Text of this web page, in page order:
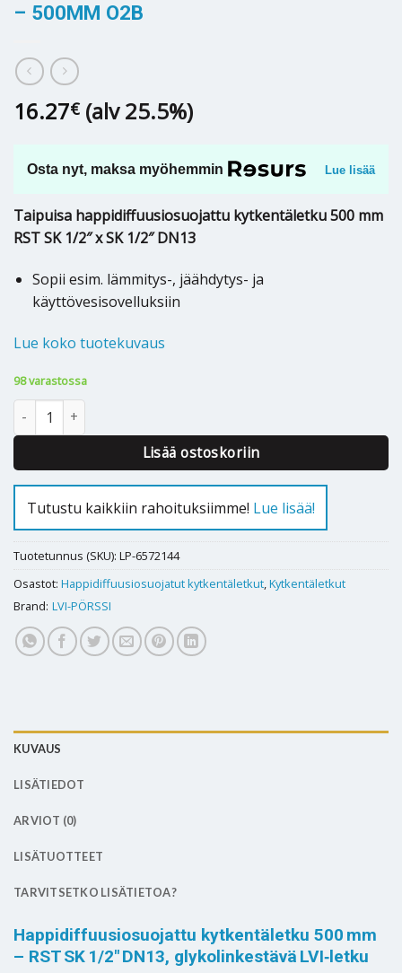
– 500MM O2B
16.27€ (alv 25.5%)
Osta nyt, maksa myöhemmin Lue lisää
Taipuisa happidiffuusiosuojattu kytkentäletku 500 mm
RST SK 1/2″ x SK 1/2″ DN13
Sopii esim. lämmitys-, jäähdytys- ja
käyttövesisovelluksiin
Lue koko tuotekuvaus
98 varastossa
KYTKENTÄLETKU RST SK 1/2" x SK 1/2" – 500mm O2B määrä
Lisää ostoskoriin
Tutustu kaikkiin rahoituksiimme! Lue lisää!
Tuotetunnus (SKU): LP-6572144
Osastot: Happidiffuusiosuojatut kytkentäletkut,Kytkentäletkut
Brand: LVI-PÖRSSI
KUVAUS
LISÄTIEDOT
ARVIOT (0)
LISÄTUOTTEET
TARVITSETKO LISÄTIETOA?
Happidiffuusiosuojattu kytkentäletku 500 mm
– RST SK 1/2″ DN13, glykolinkestävä LVI‑letku